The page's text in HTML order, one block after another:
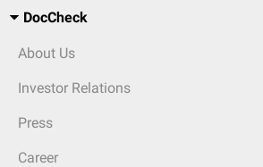
DocCheck
About Us
Investor Relations
Press
Career